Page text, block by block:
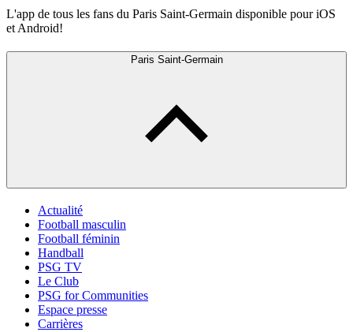
L'app de tous les fans du Paris Saint-Germain disponible pour iOS
et Android!
Paris Saint-Germain
Actualité
Football masculin
Football féminin
Handball
PSG TV
Le Club
PSG for Communities
Espace presse
Carrières